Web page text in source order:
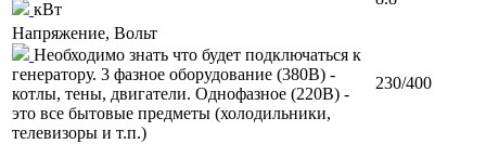
кВт
Напряжение, Вольт
Необходимо знать что будет подключаться к
генератору. 3 фазное оборудование (380В) -
котлы, тены, двигатели. Однофазное (220В) -
это все бытовые предметы (холодильники,
телевизоры и т.п.)
230/400